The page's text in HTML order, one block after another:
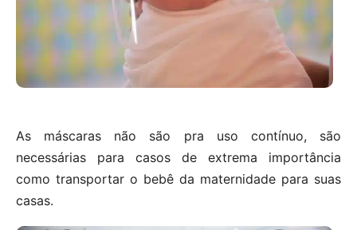
As máscaras não são pra uso contínuo, são
necessárias para casos de extrema importância
como transportar o bebê da maternidade para suas
casas.